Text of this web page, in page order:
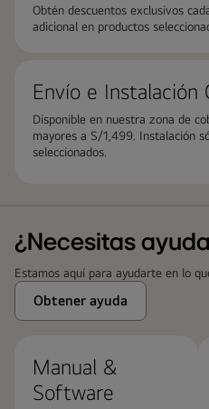
Obtén descuentos exclusivos
adicional en productos
Envío e Instalación
Disponible en nuestra zona de
mayores a S/1,499. Instalación
seleccionados.
¿Necesitas
Estamos aquí para ayudarte en lo
Obtener ayuda
Manual &
Software